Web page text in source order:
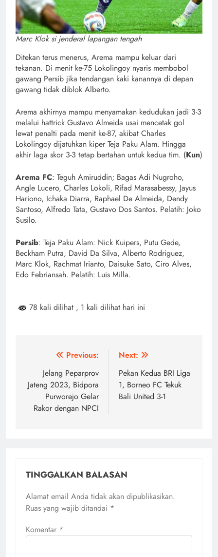
Marc Klok si jenderal lapangan tengah
Ditekan terus menerus, Arema mampu keluar dari
tekanan. Di menit ke-75 Lokolingoy nyaris membobol
gawang Persib jika tendangan kaki kanannya di depan
gawang tidak diblok Alberto.
Arema akhirnya mampu menyamakan kedudukan jadi 3-3
melalui hattrick Gustavo Almeida usai mencetak gol
lewat penalti pada menit ke-87, akibat Charles
Lokolingoy dijatuhkan kiper Teja Paku Alam. Hingga
akhir laga skor 3-3 tetap bertahan untuk kedua tim. (Kun)
Arema FC: Teguh Amiruddin; Bagas Adi Nugroho,
Angle Lucero, Charles Lokoli, Rifad Marasabessy, Jayus
Hariono, Ichaka Diarra, Raphael De Almeida, Dendy
Santoso, Alfredo Tata, Gustavo Dos Santos. Pelatih: Joko
Susilo.
Persib: Teja Paku Alam: Nick Kuipers, Putu Gede,
Beckham Putra, David Da Silva, Alberto Rodriguez,
Marc Klok, Rachmat Irianto, Daisuke Sato, Ciro Alves,
Edo Febriansah. Pelatih: Luis Milla.
78 kali dilihat , 1 kali dilihat hari ini
Navigasi
pos
Previous:
Jelang Peparprov
Jateng 2023, Bidpora
Purworejo Gelar
Rakor dengan NPCI
Next:
Pekan Kedua BRI Liga
1, Borneo FC Tekuk
Bali United 3-1
TINGGALKAN BALASAN
Alamat email Anda tidak akan dipublikasikan.
Ruas yang wajib ditandai *
Komentar *